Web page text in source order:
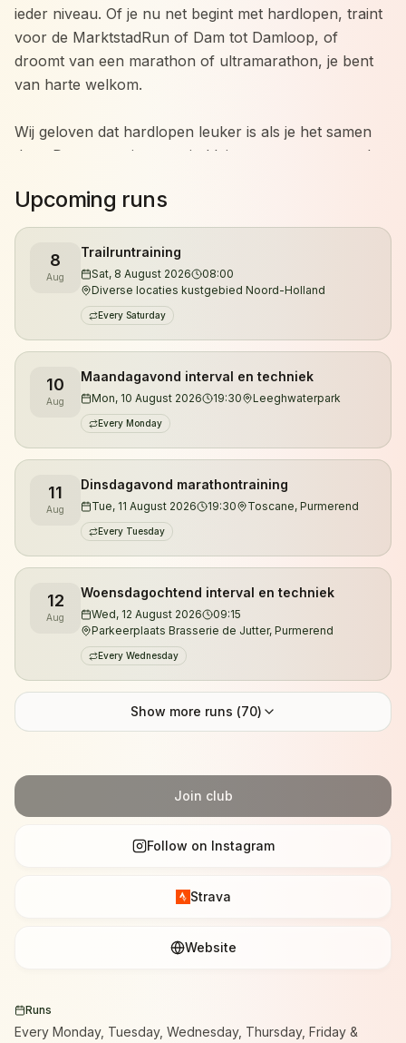
ieder niveau. Of je nu net begint met hardlopen, traint
voor de MarktstadRun of Dam tot Damloop, of
droomt van een marathon of ultramarathon, je bent
van harte welkom.
Wij geloven dat hardlopen leuker is als je het samen
doet. Daarom trainen we in kleine groepen met veel
niveau en werkt aan zijn eigen doelen, terwijl we
elkaar motiveren om net dat stapje extra te zetten.
Je kunt zowel overdag als 's avonds trainen.
Daarnaast organiseren we trailruntrainingen in de
duinen van Noord-Holland, waar je kennismaakt met
de mooiste singletracks, klimmetjes en natuurgebieden
van de regio.
De trainingen worden verzorgd door gecertificeerd
looptrainer en ultraloper Jeroen Kuyper. Met meer
dan vijftien jaar hardloopervaring en tientallen
ultramarathons achter zijn naam begeleidt hij lopers
van hun eerste 5 kilometer tot uitdagende trailruns en
ultramarathons.
Wil je eerst kennismaken? Je bent altijd welkom voor
een vrijblijvende proefles.
Upcoming runs
8
Aug
Trailruntraining
Sat, 8 August 2026
08:00
Diverse locaties kustgebied Noord-Holland
Every Saturday
10
Aug
Maandagavond interval en techniek
Mon, 10 August 2026 19:30 Leeghwaterpark
Every Monday
11
Aug
Dinsdagavond marathontraining
Tue, 11 August 2026 19:30 Toscane, Purmerend
Every Tuesday
12
Aug
Woensdagochtend interval en techniek
Wed, 12 August 2026
09:15
Parkeerplaats Brasserie de Jutter, Purmerend
Every Wednesday
Show more runs (70)
Join club
Follow on Instagram
Strava
Website
Runs
Every Monday, Tuesday, Wednesday, Thursday, Friday &